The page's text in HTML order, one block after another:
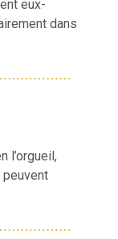
eux-
dans
l’orgueil,